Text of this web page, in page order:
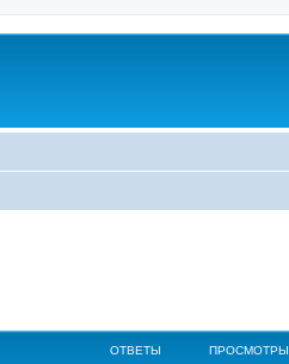
ОТВЕТЫ ПРОСМОТРЫ